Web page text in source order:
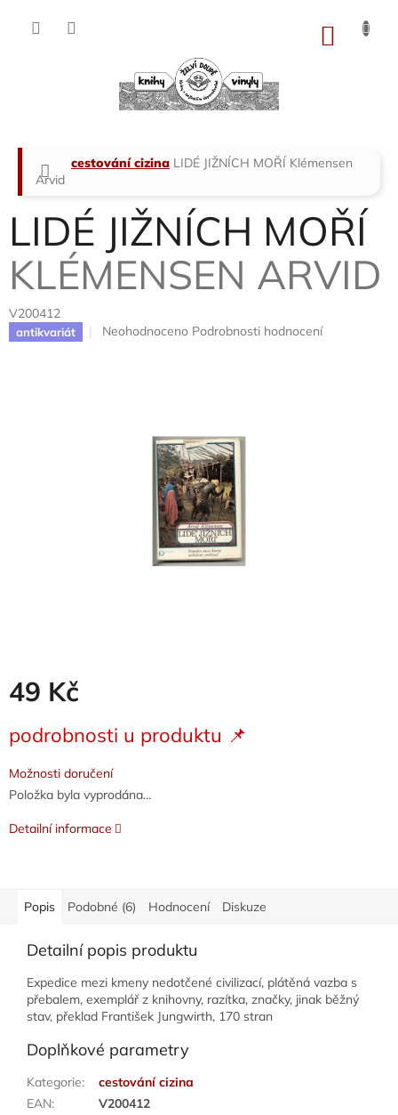
Domů
cestování cizina LIDÉ JIŽNÍCH MOŘÍ Klémensen
Arvid
LIDÉ JIŽNÍCH MOŘÍ
KLÉMENSEN ARVID
V200412
antikvariát
Průměrné
hvězdiček.
Neohodnoceno Podrobnosti hodnocení
49 Kč
cena:
podrobnosti u produktu 📌
Možnosti doručení
Položka byla vyprodána…
Detailní informace
Popis Podobné (6) Hodnocení Diskuze
Detailní popis produktu
Expedice mezi kmeny nedotčené civilizací, plátěná vazba s
přebalem, exemplář z knihovny, razítka, značky, jinak běžný
stav, překlad František Jungwirth, 170 stran
Doplňkové parametry
Kategorie:
cestování cizina
EAN:
V200412